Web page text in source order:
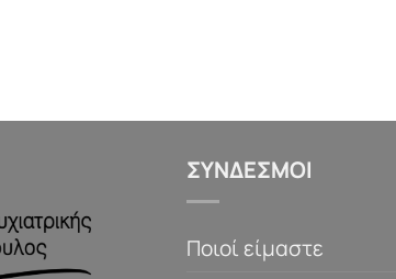
ΣΥΝΔΕΣΜΟΙ
Ποιοί είμαστε